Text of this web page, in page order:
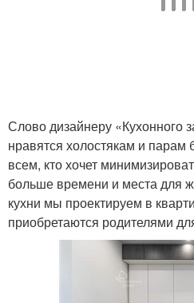
Слово дизайнеру «Кухонного
нравятся холостякам и парам
всем, кто хочет
больше времени и места для
кухни мы проектируем в
приобретаются родителями